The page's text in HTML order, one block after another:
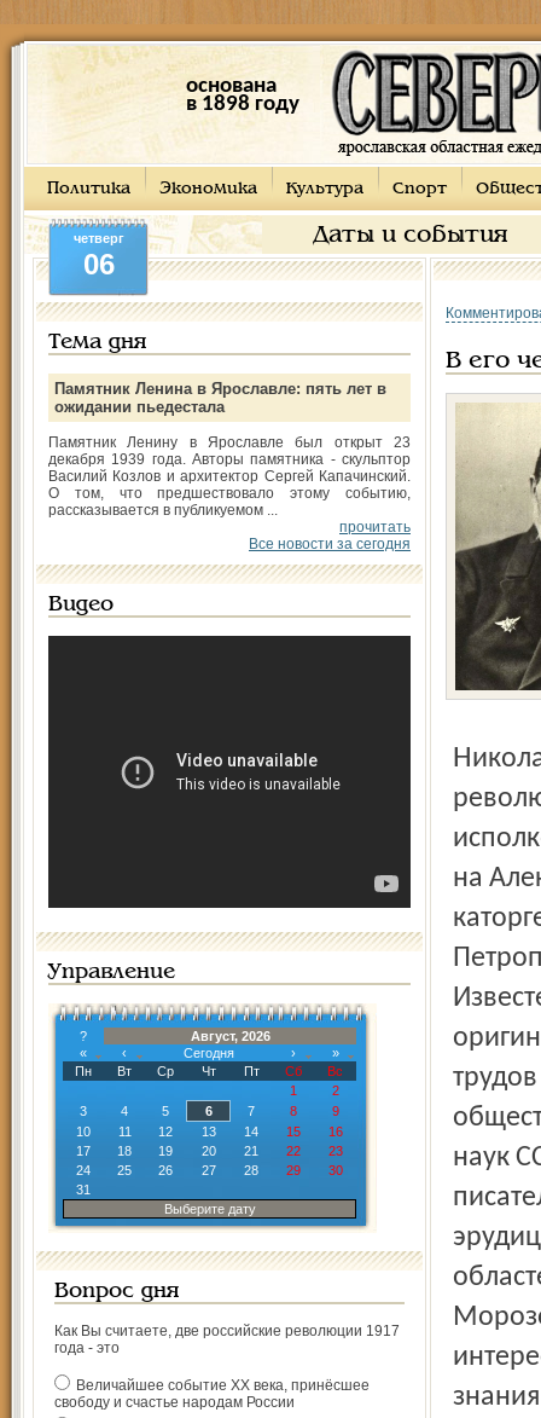
основана
в 1898 году
Политика Экономика Культура Спорт
Даты и события
четверг
06
Тема дня
Памятник Ленина в Ярославле: пять лет в
ожидании пьедестала
Памятник Ленину в Ярославле был открыт 23
декабря 1939 года. Авторы памятника - скульптор
Василий Козлов и архитектор Сергей Капачинский.
О том, что предшествовало этому событию,
рассказывается в публикуемом ...
прочитать
Все новости за сегодня
Видео
Управление
?
Август, 2026
«
‹ Сегодня ›
»
Пн
Вт Ср Чт Пт Сб
Вс
1
2
3
4 5 6 7 8
9
10
11 12 13 14 15
16
17
18 19 20 21 22
23
24
25 26 27 28 29
30
31
Выберите дату
Вопрос дня
Как Вы считаете, две российские революции 1917
года - это
Величайшее событие ХХ века, принёсшее
свободу и счастье народам России
В его
Николай Александрович Морозов - русский
на
наук